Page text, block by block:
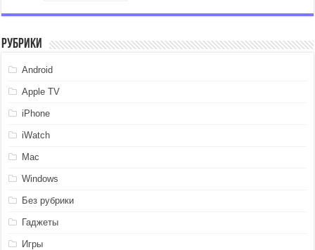
Рубрики
Android
Apple TV
iPhone
iWatch
Mac
Windows
Без рубрики
Гаджеты
Игры